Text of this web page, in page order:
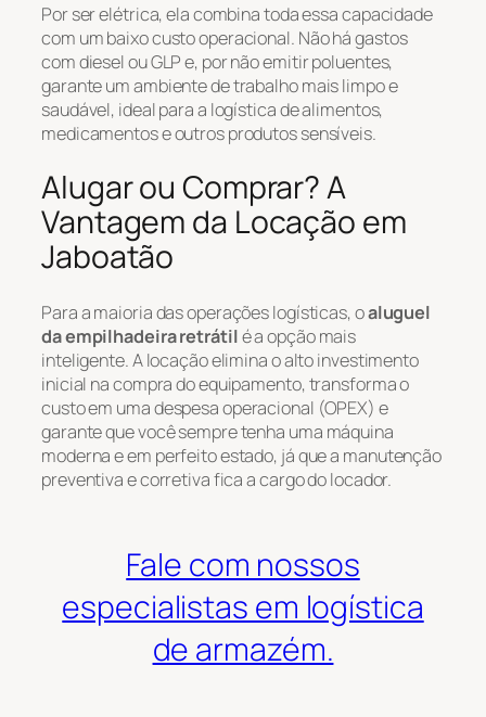
Por ser elétrica, ela combina toda essa capacidade
com um baixo custo operacional. Não há gastos
com diesel ou GLP e, por não emitir poluentes,
garante um ambiente de trabalho mais limpo e
saudável, ideal para a logística de alimentos,
medicamentos e outros produtos sensíveis.
Alugar ou Comprar? A
Vantagem da Locação em
Jaboatão
Para a maioria das operações logísticas, oaluguel
da empilhadeira retrátilé a opção mais
inteligente. A locação elimina o alto investimento
inicial na compra do equipamento, transforma o
custo em uma despesa operacional (OPEX) e
garante que você sempre tenha uma máquina
moderna e em perfeito estado, já que a manutenção
preventiva e corretiva fica a cargo do locador.
Fale com nossos
especialistas em logística
de armazém.